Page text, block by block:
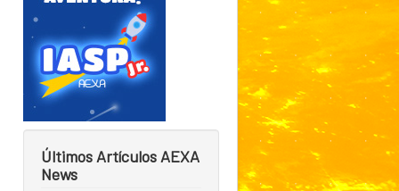
Últimos Artículos AEXA
News